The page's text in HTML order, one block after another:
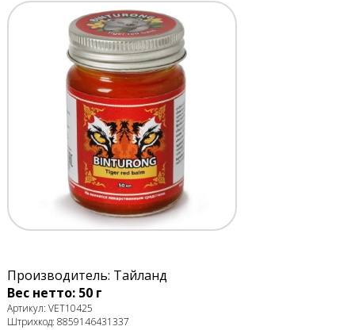
Производитель: Тайланд
Вес нетто: 50 г
Артикул: VET10425
Штрихкод: 8859146431337